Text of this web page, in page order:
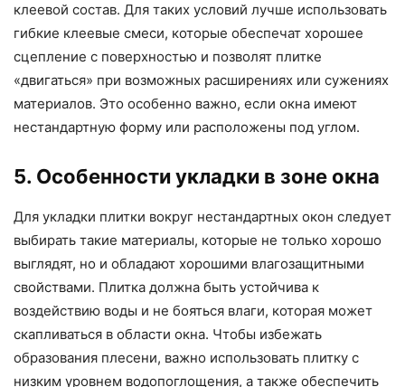
клеевой состав. Для таких условий лучше использовать
гибкие клеевые смеси, которые обеспечат хорошее
сцепление с поверхностью и позволят плитке
«двигаться» при возможных расширениях или сужениях
материалов. Это особенно важно, если окна имеют
нестандартную форму или расположены под углом.
5. Особенности укладки в зоне окна
Для укладки плитки вокруг нестандартных окон следует
выбирать такие материалы, которые не только хорошо
выглядят, но и обладают хорошими влагозащитными
свойствами. Плитка должна быть устойчива к
воздействию воды и не бояться влаги, которая может
скапливаться в области окна. Чтобы избежать
образования плесени, важно использовать плитку с
низким уровнем водопоглощения, а также обеспечить